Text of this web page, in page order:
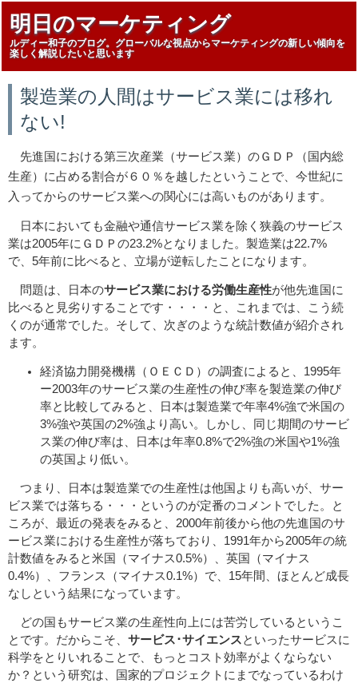
明日のマーケティング
ルディー和子のブログ。グローバルな視点からマーケティングの新しい傾向を
楽しく解説したいと思います
製造業の人間はサービス業には移れ
ない!
先進国における第三次産業（サービス業）のＧＤＰ（国内総
生産）に占める割合が６０％を越したということで、今世紀に
入ってからのサービス業への関心には高いものがあります。
日本においても金融や通信サービス業を除く狭義のサービス
業は2005年にＧＤＰの23.2%となりました。製造業は22.7%
で、5年前に比べると、立場が逆転したことになります。
問題は、日本のサービス業における労働生産性が他先進国に
比べると見劣りすることです・・・・と、これまでは、こう続
くのが通常でした。そして、次ぎのような統計数値が紹介され
ます。
経済協力開発機構（ＯＥＣＤ）の調査によると、1995年
ー2003年のサービス業の生産性の伸び率を製造業の伸び
率と比較してみると、日本は製造業で年率4%強で米国の
3%強や英国の2%強より高い。しかし、同じ期間のサービ
ス業の伸び率は、日本は年率0.8%で2%強の米国や1%強
の英国より低い。
つまり、日本は製造業での生産性は他国よりも高いが、サー
ビス業では落ちる・・・というのが定番のコメントでした。と
ころが、最近の発表をみると、2000年前後から他の先進国のサ
ービス業における生産性が落ちており、1991年から2005年の統
計数値をみると米国（マイナス0.5%）、英国（マイナス
0.4%）、フランス（マイナス0.1%）で、15年間、ほとんど成長
なしという結果になっています。
どの国もサービス業の生産性向上には苦労しているというこ
とです。だからこそ、 サービス･サイエンスといったサービスに
科学をとりいれることで、もっとコスト効率がよくならない
か？という研究は、国家的プロジェクトにまでなっているわけ